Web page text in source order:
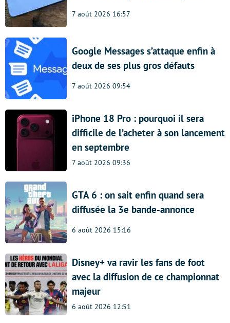
7 août 2026 16:57
Google Messages s’attaque enfin à
deux de ses plus gros défauts
7 août 2026 09:54
iPhone 18 Pro : pourquoi il sera
difficile de l’acheter à son lancement
en septembre
7 août 2026 09:36
GTA 6 : on sait enfin quand sera
diffusée la 3e bande-annonce
6 août 2026 15:16
Disney+ va ravir les fans de foot
avec la diffusion de ce championnat
majeur
6 août 2026 12:51